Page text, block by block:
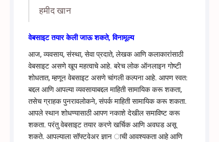
हमीद खान
वेबसाइट तयार केली जाऊ शकते, विनामूल्य
आज, व्यवसाय, संस्था, सेवा प्रदाते, लेखक आणि कलाकारांसाठी
वेबसाइट असणे खूप महत्वाचे आहे. बरेच लोक ऑनलाइन गोष्टी
शोधतात, म्हणून वेबसाइट असणे चांगली कल्पना आहे. आपण स्वत:
बद्दल आणि आपल्या व्यवसायाबद्दल माहिती सामायिक करू शकता,
तसेच ग्राहक पुनरावलोकने, संपर्क माहिती सामायिक करू शकता.
आपले स्थान शोधण्यासाठी आपण नकाशे देखील समाविष्ट करू
शकता. परंतु वेबसाइट तयार करणे खर्चिक आणि अवघड असू
शकते. आपल्याला सॉफ्टवेअर ज्ञान ाची आवश्यकता आहे आणि